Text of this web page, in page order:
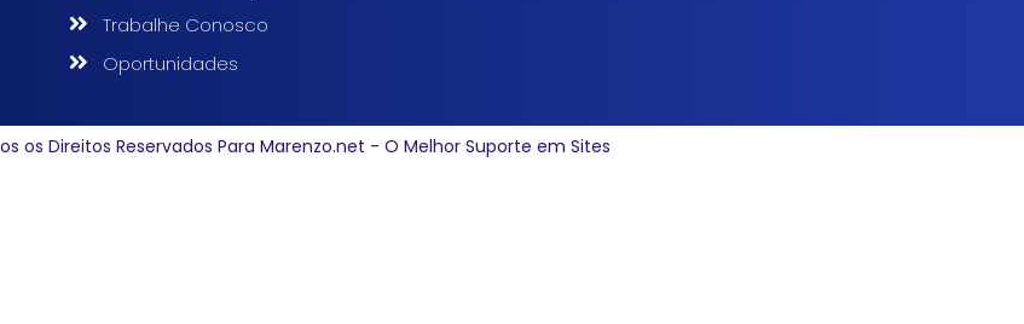
Trabalhe Conosco
Oportunidades
os Direitos Reservados Para Marenzo.net - O Melhor Suporte em Sites